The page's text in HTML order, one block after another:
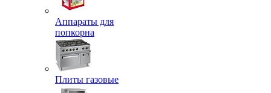
Аппараты для
попкорна
Плиты газовые